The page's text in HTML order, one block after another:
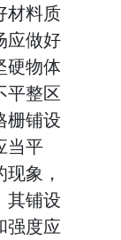
材料质
应做好
硬物体
平整区
栅铺设
当平
象，
其铺设
强度应